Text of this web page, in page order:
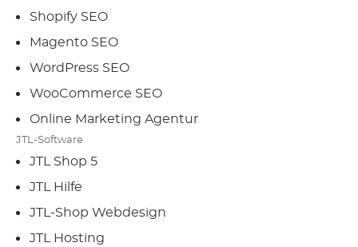
Shopify SEO
Magento SEO
WordPress SEO
WooCommerce SEO
Online Marketing Agentur
JTL-Software
JTL Shop 5
JTL Hilfe
JTL-Shop Webdesign
JTL Hosting